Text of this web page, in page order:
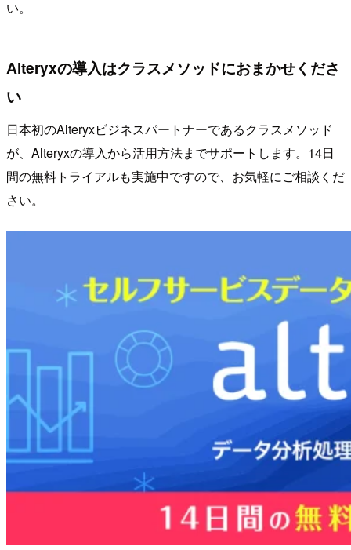
い。
Alteryxの導入はクラスメソッドにおまかせくださ
い
日本初のAlteryxビジネスパートナーであるクラスメソッド
が、Alteryxの導入から活用方法までサポートします。14日
間の無料トライアルも実施中ですので、お気軽にご相談くだ
さい。